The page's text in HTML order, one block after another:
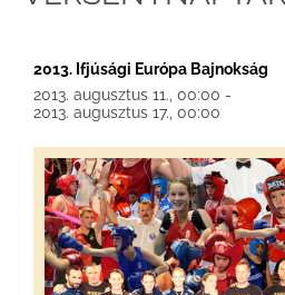
2013. Ifjúsági Európa Bajnokság
2013. augusztus 11., 00:00 -
2013. augusztus 17., 00:00